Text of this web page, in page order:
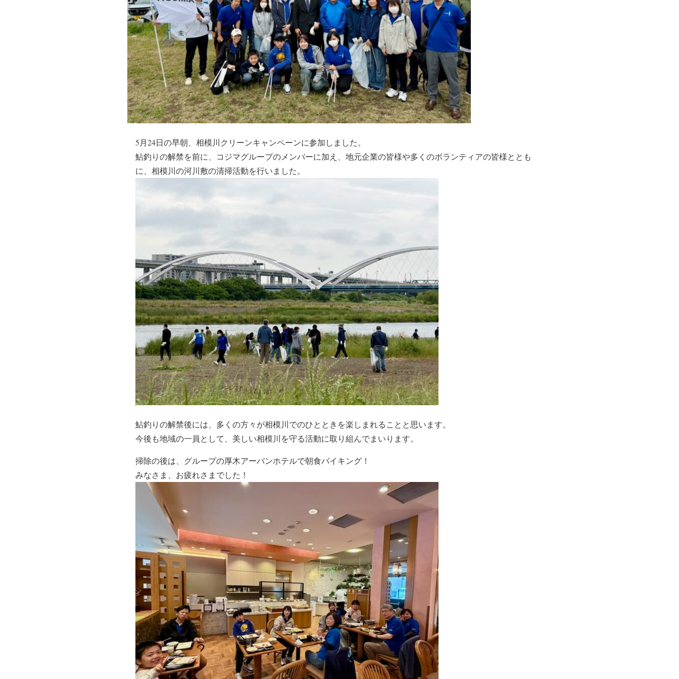
5月24日の早朝、相模川クリーンキャンペーンに参加しました。
鮎釣りの解禁を前に、コジマグループのメンバーに加え、地元企業の皆様や多くのボランティアの皆様ととも
に、相模川の河川敷の清掃活動を行いました。
鮎釣りの解禁後には、多くの方々が相模川でのひとときを楽しまれることと思います。
今後も地域の一員として、美しい相模川を守る活動に取り組んでまいります。
掃除の後は、グループの厚木アーバンホテルで朝食バイキング！
みなさま、お疲れさまでした！